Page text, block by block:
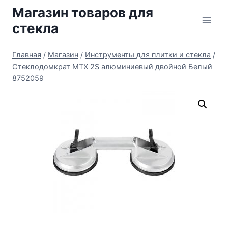
Перейти
содержимому
Магазин товаров для
стекла
Главная / Магазин / Инструменты для плитки и стекла /
Стеклодомкрат MTX 2S алюминиевый двойной Белый
8752059